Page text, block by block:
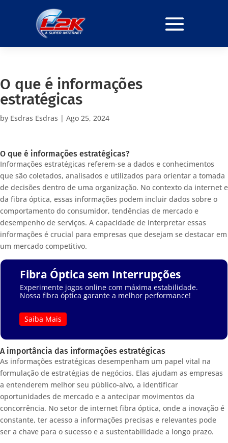
O que é informações
estratégicas
by Esdras Esdras | Ago 25, 2024
O que é informações estratégicas?
Informações estratégicas referem-se a dados e conhecimentos
que são coletados, analisados e utilizados para orientar a tomada
de decisões dentro de uma organização. No contexto da internet e
da fibra óptica, essas informações podem incluir dados sobre o
comportamento do consumidor, tendências de mercado e
desempenho de serviços. A capacidade de interpretar essas
informações é crucial para empresas que desejam se destacar em
um mercado competitivo.
Fibra Óptica sem Interrupções
Experimente jogos online com máxima estabilidade.
Nossa fibra óptica garante a melhor performance!
Saiba Mais
A importância das informações estratégicas
As informações estratégicas desempenham um papel vital na
formulação de estratégias de negócios. Elas ajudam as empresas
a entenderem melhor seu público-alvo, a identificar
oportunidades de mercado e a antecipar movimentos da
concorrência. No setor de internet fibra óptica, onde a inovação é
constante, ter acesso a informações precisas e relevantes pode
ser a chave para o sucesso e a sustentabilidade a longo prazo.